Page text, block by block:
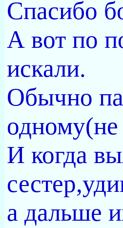
Спасибо
А вот по
искали.
Обычно
И когда
а дальше